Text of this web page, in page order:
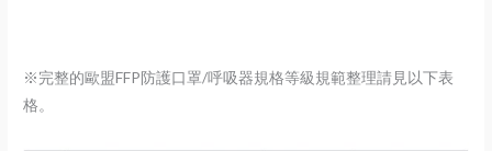
※完整的歐盟FFP防護口罩/呼吸器規格等級規範整理請見以下表
格。